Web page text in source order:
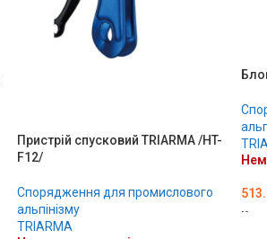
Пристрій спусковий TRIARMA /HT-
F12/
Спорядження для промислового
альпінізму
TRIARMA
Код